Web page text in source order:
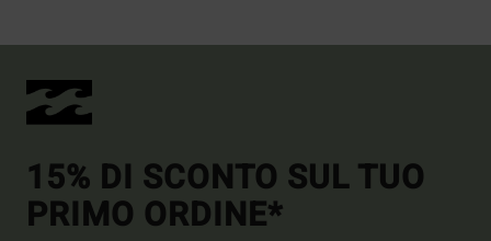
15% DI SCONTO SUL TUO
PRIMO ORDINE*